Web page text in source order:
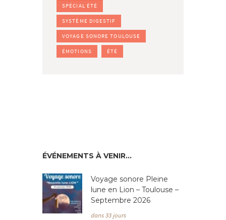
SPÉCIAL ÉTÉ
SYSTÈME DIGESTIF
VOYAGE SONORE TOULOUSE
ÉMOTIONS ÉTÉ
ÉVÉNEMENTS À VENIR…
Voyage sonore Pleine
lune en Lion – Toulouse –
Septembre 2026
dans 33 jours